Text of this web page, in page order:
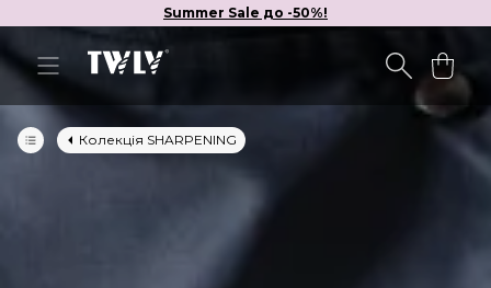
Summer Sale до -50%!
Колекція SHARPENING